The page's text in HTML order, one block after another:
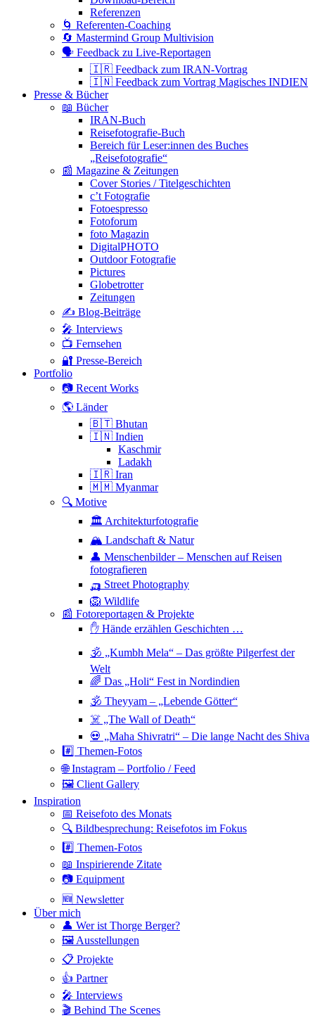
Referenzen
🌀 Referenten-Coaching
🔄 Mastermind Group Multivision
🗣 Feedback zu Live-Reportagen
🇮🇷 Feedback zum IRAN-Vortrag
🇮🇳 Feedback zum Vortrag Magisches INDIEN
Presse & Bücher
📖 Bücher
IRAN-Buch
Reisefotografie-Buch
Bereich für Leser:innen des Buches
„Reisefotografie“
📰 Magazine & Zeitungen
Cover Stories / Titelgeschichten
c’t Fotografie
Fotoespresso
Fotoforum
foto Magazin
DigitalPHOTO
Outdoor Fotografie
Pictures
Globetrotter
Zeitungen
✍️ Blog-Beiträge
🎤 Interviews
📺 Fernsehen
🔐 Presse-Bereich
Portfolio
📷 Recent Works
🌎 Länder
🇧🇹 Bhutan
🇮🇳 Indien
Kaschmir
Ladakh
🇮🇷 Iran
🇲🇲 Myanmar
🔍 Motive
🏛 Architekturfotografie
🏔 Landschaft & Natur
👤 Menschenbilder – Menschen auf Reisen
fotografieren
🛺 Street Photography
🦁 Wildlife
📰 Fotoreportagen & Projekte
✋ Hände erzählen Geschichten …
🕉 „Kumbh Mela“ – Das größte Pilgerfest der
Welt
🌈 Das „Holi“ Fest in Nordindien
🕉 Theyyam – „Lebende Götter“
☠️ „The Wall of Death“
💀 „Maha Shivratri“ – Die lange Nacht des Shiva
#️⃣ Themen-Fotos
🌐 Instagram – Portfolio / Feed
🖼 Client Gallery
Inspiration
📅 Reisefoto des Monats
🔍 Bildbesprechung: Reisefotos im Fokus
#️⃣ Themen-Fotos
📖 Inspirierende Zitate
📷 Equipment
🆕 Newsletter
Über mich
👤 Wer ist Thorge Berger?
🖼 Ausstellungen
📋 Projekte
👍 Partner
🎤 Interviews
🎬 Behind The Scenes